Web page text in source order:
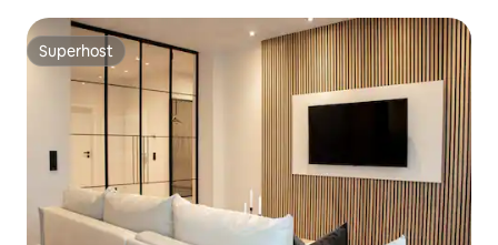
Superhost
Superhost